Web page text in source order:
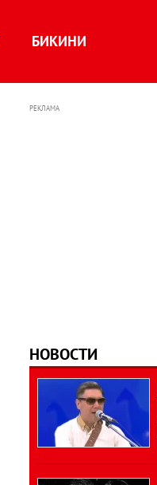
БИКИНИ
РЕКЛАМА
НОВОСТИ